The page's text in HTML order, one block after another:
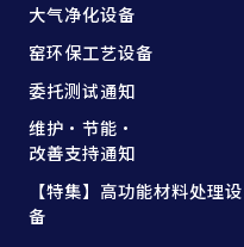
大气净化设备
窑环保工艺设备
委托测试通知
维护·节能·
改善支持通知
【特集】高功能材料处理设
备